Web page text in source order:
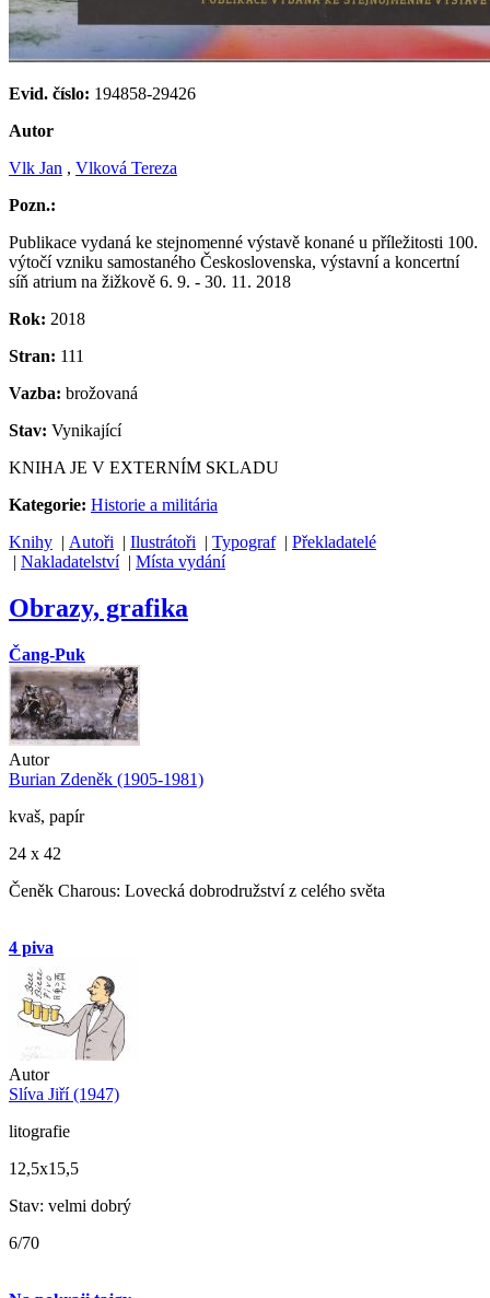
Evid. číslo: 194858-29426
Autor
Vlk Jan , Vlková Tereza
Pozn.:
Publikace vydaná ke stejnomenné výstavě konané u příležitosti 100.
výtočí vzniku samostaného Československa, výstavní a koncertní
síň atrium na žižkově 6. 9. - 30. 11. 2018
Rok: 2018
Stran: 111
Vazba: brožovaná
Stav: Vynikající
KNIHA JE V EXTERNÍM SKLADU
Kategorie: Historie a militária
Knihy | Autoři | Ilustrátoři | Typograf| Překladatelé
| Nakladatelství| Místa vydání
Obrazy, grafika
Čang-Puk
Autor
Burian Zdeněk (1905-1981)
kvaš, papír
24 x 42
Čeněk Charous: Lovecká dobrodružství z celého světa
4 piva
Autor
Slíva Jiří (1947)
litografie
12,5x15,5
Stav: velmi dobrý
6/70